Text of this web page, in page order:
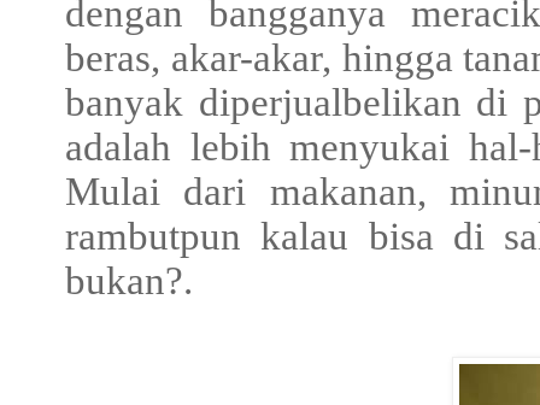
dengan bangganya
beras, akar-akar, hingga
banyak diperjualbelikan di
adalah lebih menyukai
Mulai dari makanan,
rambutpun kalau bisa di
bukan?.